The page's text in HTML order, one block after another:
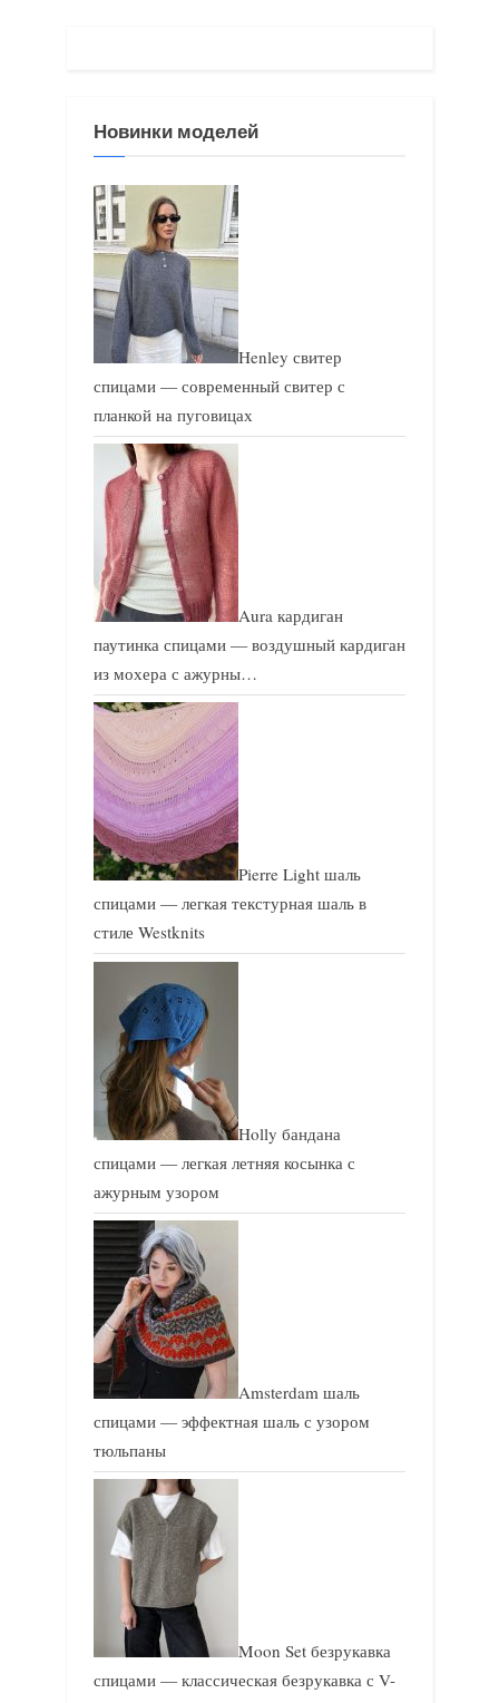
а
и
с
ь
:
Новинки моделей
Henley свитер
спицами — современный свитер с
планкой на пуговицах
Aura кардиган
паутинка спицами — воздушный кардиган
из мохера с ажурны…
Pierre Light шаль
спицами — легкая текстурная шаль в
стиле Westknits
Holly бандана
спицами — легкая летняя косынка с
ажурным узором
Amsterdam шаль
спицами — эффектная шаль с узором
тюльпаны
Moon Set безрукавка
спицами — классическая безрукавка с V-